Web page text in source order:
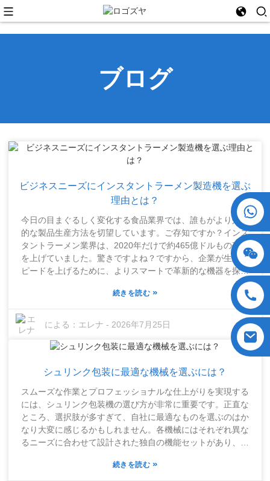
+86 15730993174
ブログ
ビジネスニーズにインスタントラーメン製造機を選ぶ
理由とは？
今日の目まぐるしく変化する食品業界では、誰もがより効率
的な製品生産方法を切望しています。ご存知ですか？インス
タントラーメン業界は、2020年だけで約465億ドルもの売上
を上げていました。驚きですよね？ですから、企業が生産ス
ピードを上げるために、よりスマートで革新的な機器を探し
求めているのも当然です。インスタントラーメン製造機への
投資は、まさにゲームチェンジャーと言えるでしょう。これ
らの機械は、生産スピードを上げるだけでなく、麺の見た目
と味を最高の状態に保つのにも役立ちます。さらに、様々な
形やサイズの麺を作ることができるので、幅広い顧客層のニ
ーズに応えたい場合に最適です。とはいえ、すべての機械が
耐久性があり、長期的な成功に必要な高い基準を満たしてい
るわけではないため、適切な機械を選ぶことが非常に重要で
度において真価を発揮するツールの1つです。もちろん、適切
な機器があれば、企業は無駄を削減し、利益率を向上させる
ことができます。落とし穴は？それは投資であり、時にはか
なり高額になる可能性があるということです。そのため、導
入に踏み切る前に、企業は自社に本当に必要なものを慎重に
評価する必要があります。適切な製麺機を賢く選べば、長期
続きを読む »
による： エレナ - 2026年7月25日
シュリンク包装に最適な機械を選ぶには？
スムーズな作業とプロフェッショナルな仕上がりを実現する
には、シュリンク包装機の選び方が非常に重要です。正直な
ところ、選択肢が多すぎて、自社に最適なものを選ぶのはか
なり大変に感じるかもしれません。各機械にはそれぞれ異な
るニーズに合わせて設計された独自の機能セットがあり、適
一つに、カップ麺用シュリンク包装機があります。カップ麺
続きを読む »